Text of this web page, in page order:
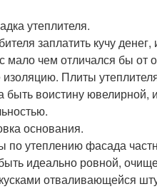
утеплителя.
заплатить кучу денег,
чем отличался бы от
Плиты
воистину ювелирной,
основания.
по утеплению фасада
идеально ровной,
отваливающейся